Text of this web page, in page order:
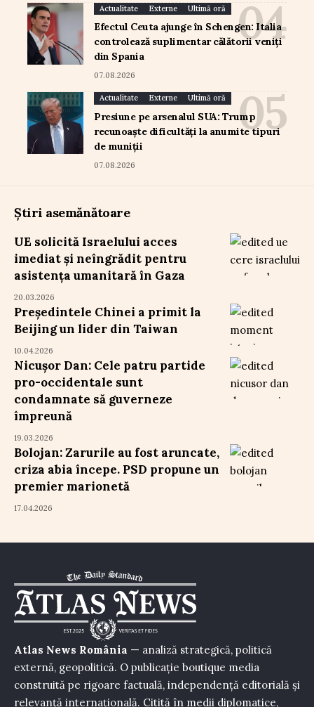
Actualitate Externe Ultimă oră
Efectul Ceuta ajunge în Schengen: Italia
controlează suplimentar călătorii veniți
din Spania
07.08.2026
Actualitate Externe Ultimă oră
Presiune pe arsenalul SUA: Trump
recunoaște dificultăți la anumite tipuri
de muniții
07.08.2026
Știri asemănătoare
UE solicită Israelului acces
imediat și neîngrădit pentru
asistența umanitară în Gaza
20.03.2026
Președintele Chinei a primit la
Beijing un lider din Taiwan
10.04.2026
Nicușor Dan: Cele patru partide
pro-occidentale sunt
condamnate să guverneze
împreună
19.03.2026
Bolojan: Zarurile au fost aruncate,
criza abia începe. PSD propune un
premier marionetă
17.04.2026
Atlas News România — analiză strategică, politică
externă, geopolitică. O publicație boutique media
construită pe rigoare factuală, independență editorială și
relevanță internațională. Citită în medii diplomatice,